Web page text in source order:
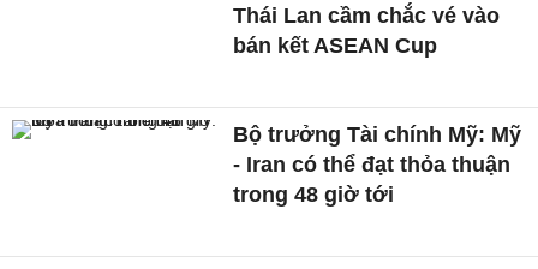
Thái Lan cầm chắc vé vào
bán kết ASEAN Cup
Bộ trưởng Tài chính Mỹ: Mỹ
- Iran có thể đạt thỏa thuận
trong 48 giờ tới